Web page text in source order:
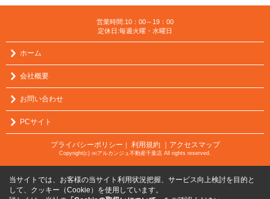
営業時間:10：00～19：00
定休日:毎週火曜・水曜日
ホーム
会社概要
お問い合わせ
PCサイト
プライバシーポリシー ｜ 利用規約 ｜アクセスマップ
Copyright(c) ㈱アルカンジュ不動産千葉店 All rights reserved.
当サイトでは、お客様の当サイト利用状況把握、サービス向上検討を目的と
して、クッキー（Cookie）を使用しています。